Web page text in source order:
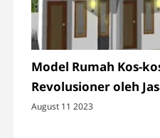
Model Rumah Kos-
Revolusioner oleh
August 11 2023